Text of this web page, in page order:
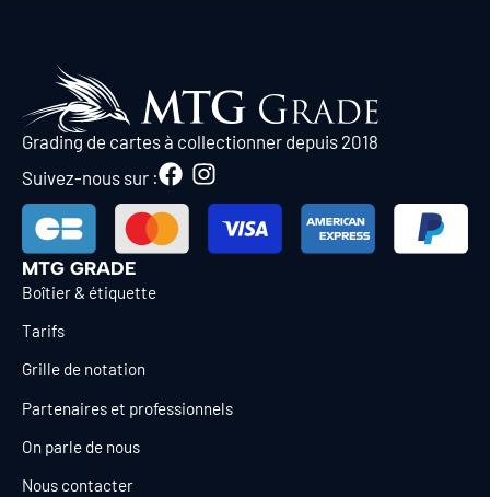
Grading de cartes à collectionner depuis 2018
Suivez-nous sur :
MTG GRADE
Boîtier & étiquette
Tarifs
Grille de notation
Partenaires et professionnels
On parle de nous
Nous contacter